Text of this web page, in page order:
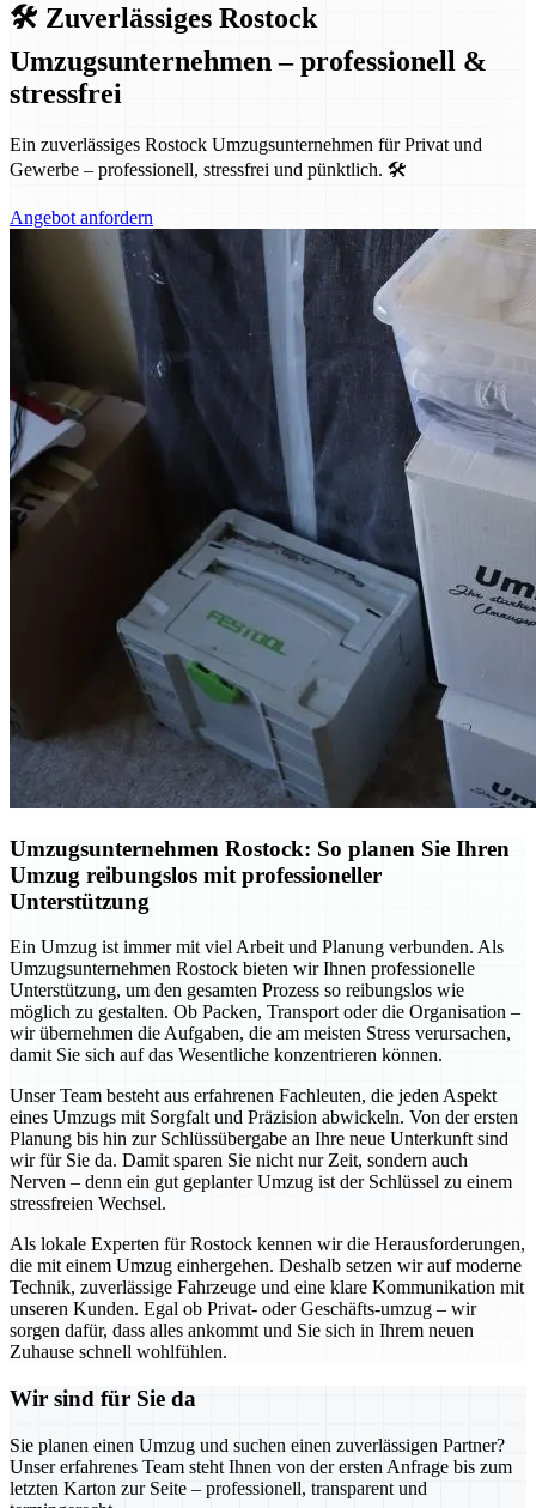
🛠️ Zuverlässiges Rostock
Umzugsunternehmen – professionell &
stressfrei
Ein zuverlässiges Rostock Umzugsunternehmen für Privat und
Gewerbe – professionell, stressfrei und pünktlich. 🛠️
Angebot anfordern
Umzugsunternehmen Rostock: So planen Sie Ihren
Umzug reibungslos mit professioneller
Unterstützung
Ein Umzug ist immer mit viel Arbeit und Planung verbunden. Als
Umzugsunternehmen Rostock bieten wir Ihnen professionelle
Unterstützung, um den gesamten Prozess so reibungslos wie
möglich zu gestalten. Ob Packen, Transport oder die Organisation –
wir übernehmen die Aufgaben, die am meisten Stress verursachen,
damit Sie sich auf das Wesentliche konzentrieren können.
Unser Team besteht aus erfahrenen Fachleuten, die jeden Aspekt
eines Umzugs mit Sorgfalt und Präzision abwickeln. Von der ersten
Planung bis hin zur Schlüssübergabe an Ihre neue Unterkunft sind
wir für Sie da. Damit sparen Sie nicht nur Zeit, sondern auch
Nerven – denn ein gut geplanter Umzug ist der Schlüssel zu einem
stressfreien Wechsel.
Als lokale Experten für Rostock kennen wir die Herausforderungen,
die mit einem Umzug einhergehen. Deshalb setzen wir auf moderne
Technik, zuverlässige Fahrzeuge und eine klare Kommunikation mit
unseren Kunden. Egal ob Privat- oder Geschäfts-umzug – wir
sorgen dafür, dass alles ankommt und Sie sich in Ihrem neuen
Zuhause schnell wohlfühlen.
Wir sind für Sie da
Sie planen einen Umzug und suchen einen zuverlässigen Partner?
Unser erfahrenes Team steht Ihnen von der ersten Anfrage bis zum
letzten Karton zur Seite – professionell, transparent und